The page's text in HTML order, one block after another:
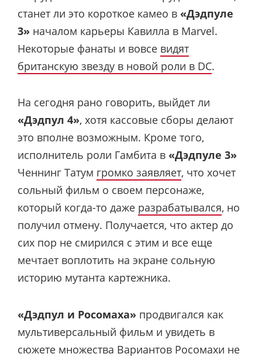
станет ли это короткое камео в «Дэдпуле
3» началом карьеры Кавилла в Marvel.
Некоторые фанаты и вовсе видят
британскую звезду в новой роли в DC.
На сегодня рано говорить, выйдет ли
«Дэдпул 4», хотя кассовые сборы делают
это вполне возможным. Кроме того,
исполнитель роли Гамбита в «Дэдпуле 3»
Ченнинг Татум громко заявляет, что хочет
сольный фильм о своем персонаже,
который когда-то даже разрабатывался, но
получил отмену. Получается, что актер до
сих пор не смирился с этим и все еще
мечтает воплотить на экране сольную
историю мутанта картежника.
«Дэдпул и Росомаха» продвигался как
мультиверсальный фильм и увидеть в
сюжете множества Вариантов Росомахи не